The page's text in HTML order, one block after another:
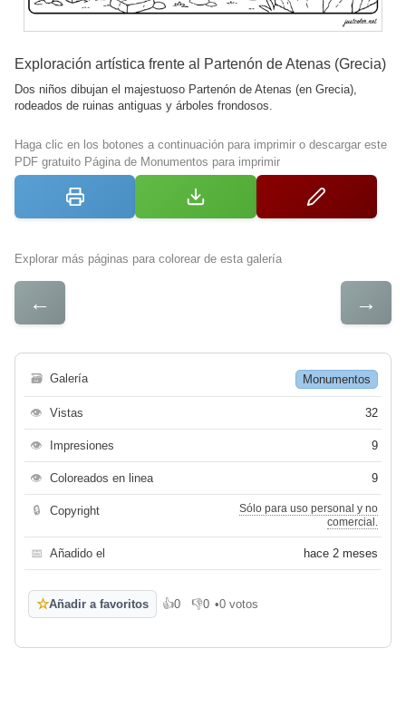
Exploración artística frente al Partenón de Atenas (Grecia)
Dos niños dibujan el majestuoso Partenón de Atenas (en Grecia),
rodeados de ruinas antiguas y árboles frondosos.
Haga clic en los botones a continuación para imprimir o descargar este
PDF gratuito Página de Monumentos para imprimir
Explorar más páginas para colorear de esta galería
← →
🗃 Galería Monumentos
👁 Vistas 32
👁 Impresiones 9
👁 Coloreados en linea 9
🔒 Copyright
Sólo para uso personal y no
comercial.
📅 Añadido el hace 2 meses
☆Añadir a favoritos 👍0
Me gusta
👎0
No me gusta
•0 votos